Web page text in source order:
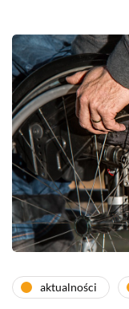
aktualności